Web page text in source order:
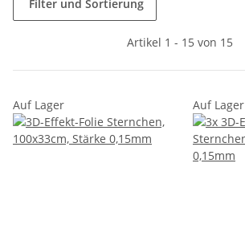
Filter und Sortierung
Artikel 1 - 15 von 15
Auf Lager Auf Lager